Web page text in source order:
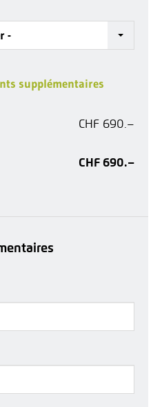
-
supplémentaires
CHF 690.–
CHF 690.–